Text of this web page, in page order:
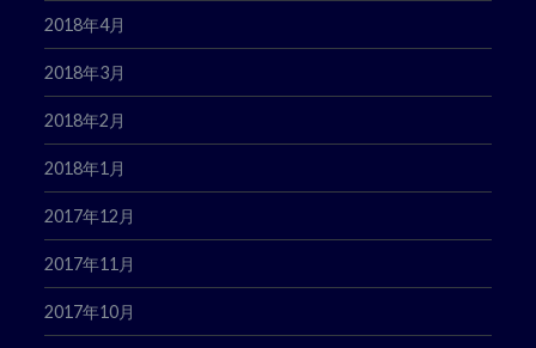
2018年4月
2018年3月
2018年2月
2018年1月
2017年12月
2017年11月
2017年10月